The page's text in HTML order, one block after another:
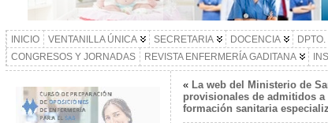
INICIO VENTANILLA ÚNICA SECRETARIA DOCENCIA
CONGRESOS Y JORNADAS
REVISTA ENFERMERÍA GADITANA
« La web del Ministerio de
provisionales de admitidos a
formación sanitaria